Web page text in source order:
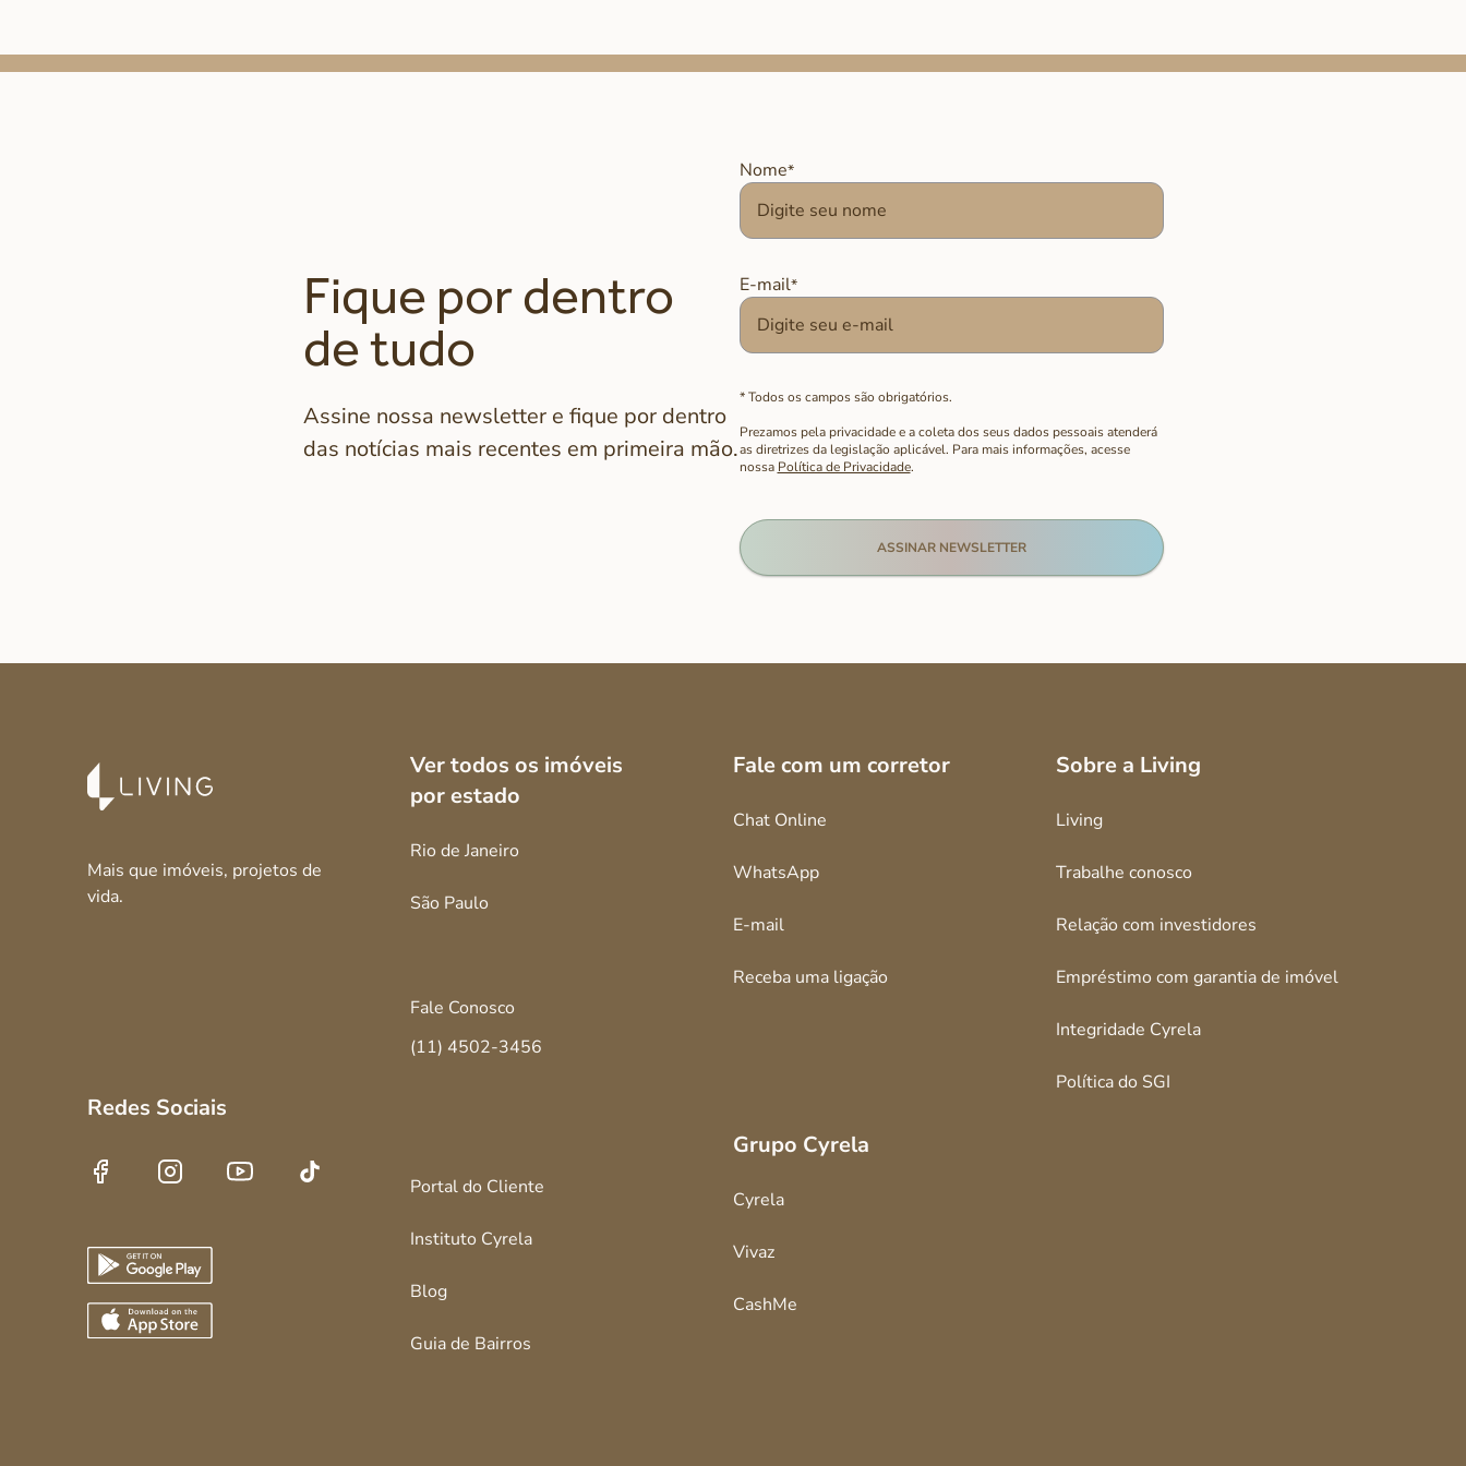
Fique por dentro
de tudo
Assine nossa newsletter e fique por dentro
das notícias mais recentes em primeira mão.
Nome
E-mail
* Todos os campos são obrigatórios.
Prezamos pela privacidade e a coleta dos seus dados pessoais atenderá
as diretrizes da legislação aplicável. Para mais informações, acesse
nossa Política de Privacidade.
Mais que imóveis, projetos de
vida.
Redes Sociais
Links
Footer
Ver todos os imóveis
por estado
Rio de Janeiro
São Paulo
Fale Conosco
(11) 4502-3456
Portal do Cliente
Instituto Cyrela
Blog
Guia de Bairros
Fale com um corretor
Chat Online
WhatsApp
E-mail
Receba uma ligação
Grupo Cyrela
Cyrela
Vivaz
CashMe
Sobre a Living
Living
Trabalhe conosco
Relação com investidores
Empréstimo com garantia de imóvel
Integridade Cyrela
Política do SGI